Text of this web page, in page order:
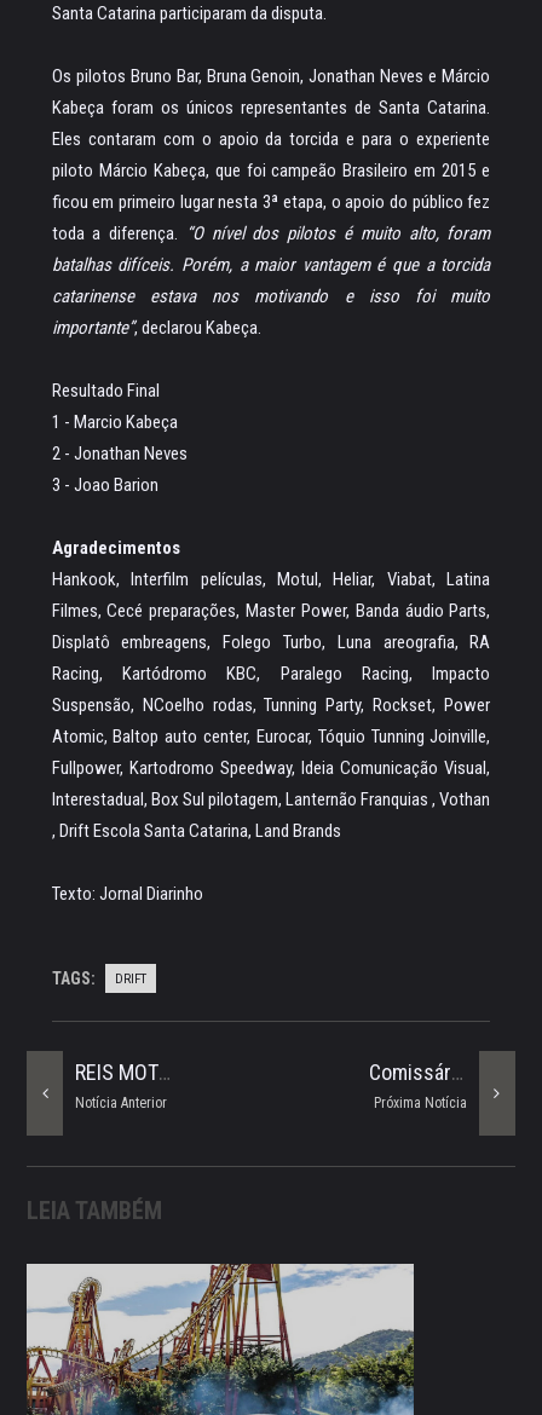
Santa Catarina participaram da disputa.
Os pilotos Bruno Bar, Bruna Genoin, Jonathan Neves e Márcio
Kabeça foram os únicos representantes de Santa Catarina.
Eles contaram com o apoio da torcida e para o experiente
piloto Márcio Kabeça, que foi campeão Brasileiro em 2015 e
ficou em primeiro lugar nesta 3ª etapa, o apoio do público fez
toda a diferença.
“O nível dos pilotos é muito alto, foram
batalhas difíceis. Porém, a maior vantagem é que a torcida
catarinense estava nos motivando e isso foi muito
importante”, declarou Kabeça.
Resultado Final
1 - Marcio Kabeça
2 - Jonathan Neves
3 - Joao Barion
Agradecimentos
Hankook, Interfilm películas, Motul, Heliar, Viabat, Latina
Filmes, Cecé preparações, Master Power, Banda áudio Parts,
Displatô embreagens, Folego Turbo, Luna areografia, RA
Racing, Kartódromo KBC, Paralego Racing, Impacto
Suspensão, NCoelho rodas, Tunning Party, Rockset, Power
Atomic, Baltop auto center, Eurocar, Tóquio Tunning Joinville,
Fullpower, Kartodromo Speedway, Ideia Comunicação Visual,
Interestadual, Box Sul pilotagem, Lanternão Franquias , Vothan
, Drift Escola Santa Catarina, Land Brands
Texto: Jornal Diarinho
TAGS: DRIFT
Comissários Da RA RACING No Brasileiro 2017
Próxima Notícia
REIS MOTORSPORT Conquista Mais Dois Títulos
Notícia Anterior
LEIA TAMBÉM